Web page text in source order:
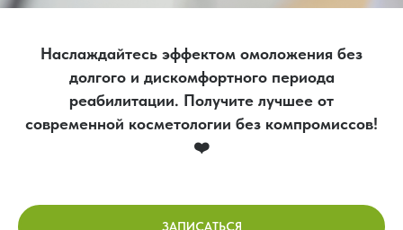
Наслаждайтесь эффектом омоложения без
долгого и дискомфортного периода
реабилитации. Получите лучшее от
современной косметологии без компромиссов!
❤️
ЗАПИСАТЬСЯ